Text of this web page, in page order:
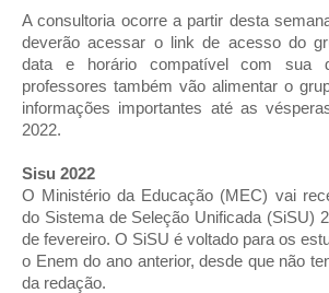
A consultoria ocorre a partir desta
deverão acessar o link de acesso do
data e horário compatível com sua
professores também vão alimentar o
informações importantes até as
2022.
Sisu 2022
O Ministério da Educação (MEC) vai
do Sistema de Seleção Unificada (SiSU)
de fevereiro. O SiSU é voltado para os
o Enem do ano anterior, desde que não
da redação.